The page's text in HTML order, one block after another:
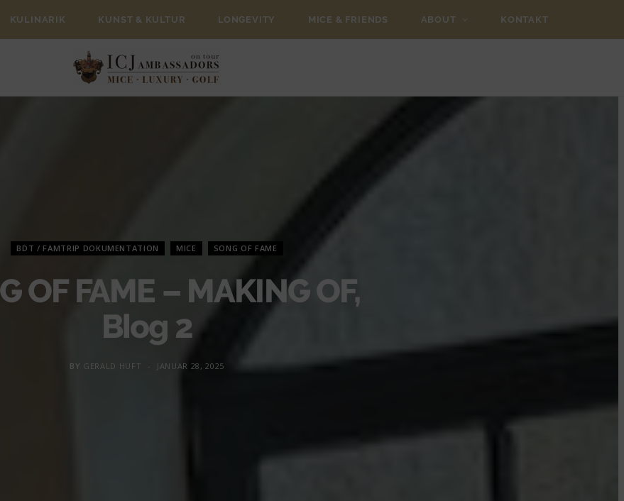
KULINARIK KUNST & KULTUR LONGEVITY MICE & FRIENDS ABOUT KONTAKT
BDT / FAMTRIP DOKUMENTATION MICE SONG OF FAME
OF FAME – MAKING OF,
Blog 2
BY GERALD HUFT JANUAR 28, 2025